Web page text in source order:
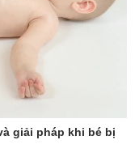
năng lượng thiết yếu
triển của trẻ: Như các
các nhà sản xuất
cho trẻ với tỷ lệ cứ
cho trẻ tới 462 Calo.
trả lời là có khi mẹ hỏi:
không?”.
giải pháp khi bé bị